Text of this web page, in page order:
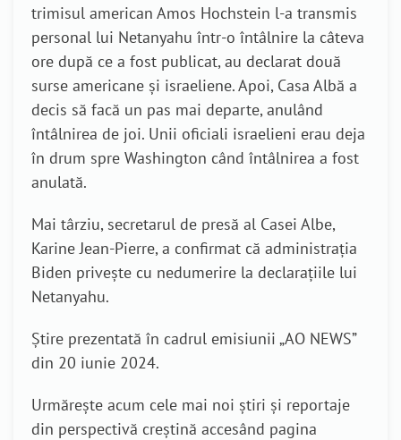
trimisul american Amos Hochstein l-a transmis
personal lui Netanyahu într-o întâlnire la câteva
ore după ce a fost publicat, au declarat două
surse americane și israeliene. Apoi, Casa Albă a
decis să facă un pas mai departe, anulând
întâlnirea de joi. Unii oficiali israelieni erau deja
în drum spre Washington când întâlnirea a fost
anulată.
Mai târziu, secretarul de presă al Casei Albe,
Karine Jean-Pierre, a confirmat că administrația
Biden privește cu nedumerire la declarațiile lui
Netanyahu.
Știre prezentată în cadrul emisiunii „AO NEWS”
din 20 iunie 2024.
Urmărește acum cele mai noi știri și reportaje
din perspectivă creștină accesând pagina